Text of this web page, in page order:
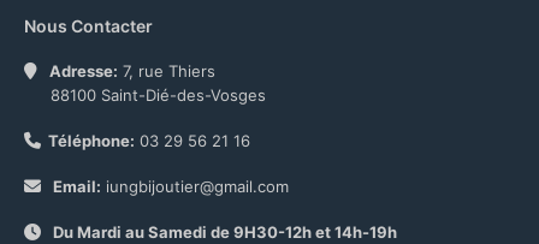
Nous Contacter
Adresse: 7, rue Thiers
88100 Saint-Dié-des-Vosges
Téléphone: 03 29 56 21 16
Email: iungbijoutier@gmail.com
Du Mardi au Samedi de 9H30-12h et 14h-19h